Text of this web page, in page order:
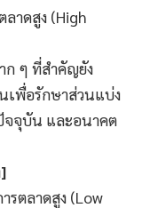
ลาดสูง (High
ก ๆ ที่สำคัญยัง
เพื่อรักษาส่วนแบ่ง
จจุบัน และอนาคต
รตลาดสูง (Low